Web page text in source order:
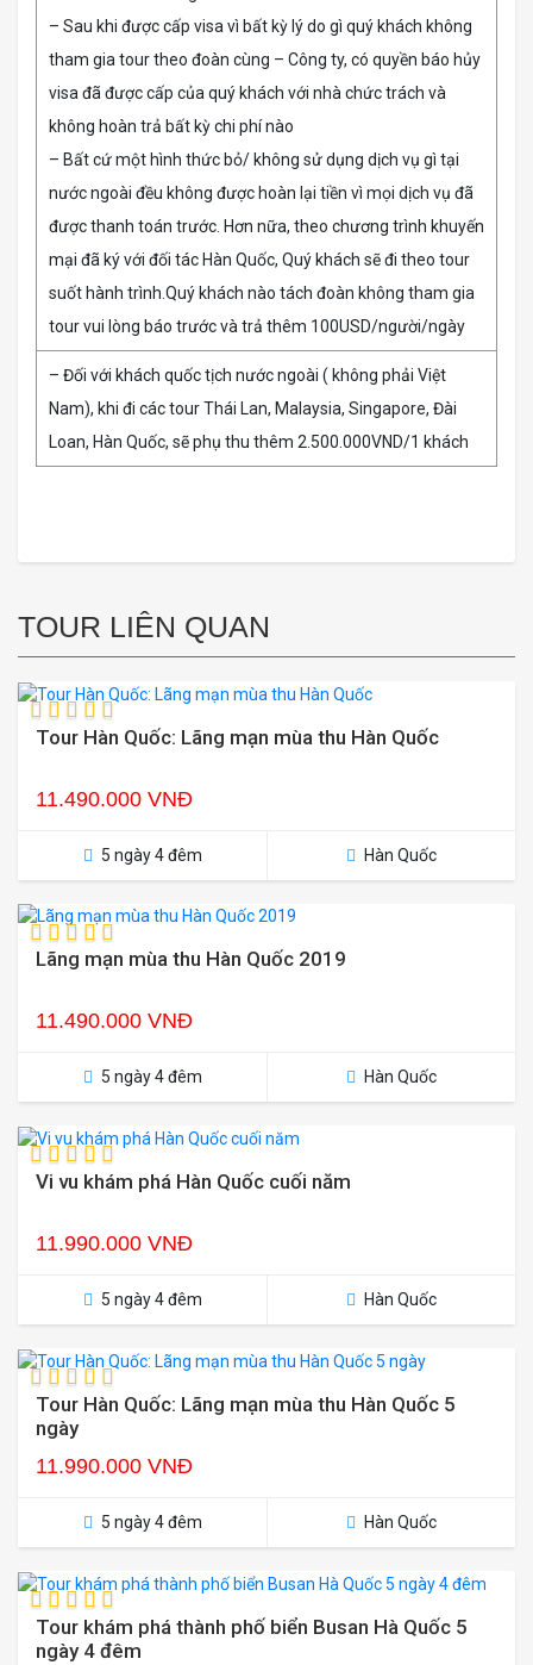
– Sau khi được cấp visa vì bất kỳ lý do gì quý khách không
tham gia tour theo đoàn cùng – Công ty, có quyền báo hủy
visa đã được cấp của quý khách với nhà chức trách và
không hoàn trả bất kỳ chi phí nào
– Bất cứ một hình thức bỏ/ không sử dụng dịch vụ gì tại
nước ngoài đều không được hoàn lại tiền vì mọi dịch vụ đã
được thanh toán trước. Hơn nữa, theo chương trình khuyến
mại đã ký với đối tác Hàn Quốc, Quý khách sẽ đi theo tour
suốt hành trình.Quý khách nào tách đoàn không tham gia
tour vui lòng báo trước và trả thêm 100USD/người/ngày
– Đối với khách quốc tịch nước ngoài ( không phải Việt
Nam), khi đi các tour Thái Lan, Malaysia, Singapore, Đài
Loan, Hàn Quốc, sẽ phụ thu thêm 2.500.000VND/1 khách
TOUR LIÊN QUAN
Tour Hàn Quốc: Lãng mạn mùa thu Hàn Quốc
11.490.000 VNĐ
5 ngày 4 đêm Hàn Quốc
Lãng mạn mùa thu Hàn Quốc 2019
11.490.000 VNĐ
5 ngày 4 đêm Hàn Quốc
Vi vu khám phá Hàn Quốc cuối năm
11.990.000 VNĐ
5 ngày 4 đêm Hàn Quốc
Tour Hàn Quốc: Lãng mạn mùa thu Hàn Quốc 5
ngày
11.990.000 VNĐ
5 ngày 4 đêm Hàn Quốc
Tour khám phá thành phố biển Busan Hà Quốc 5
ngày 4 đêm